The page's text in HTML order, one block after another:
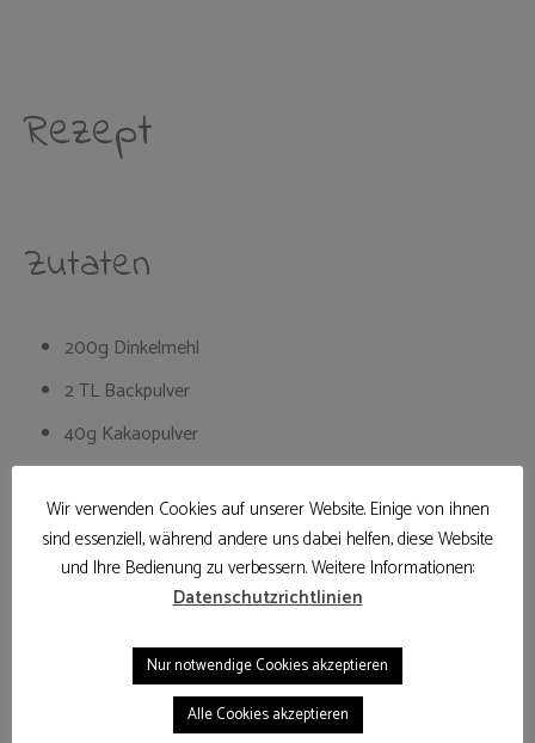
Rezept
Zutaten
200g Dinkelmehl
2 TL Backpulver
40g Kakaopulver
1 Prise Salz
1 Messerspitze Vanillepulver
6 EL Ahornsirup
100g leicht erwärmtes Kokosöl
6 EL Pflanzenmilch (z.B. Soja)
1 „Leinsamen-Ei“ (1 EL Leinsamen + 1 EL Wasser, ca. 5-10
Min ziehen lassen)
Wir verwenden Cookies auf unserer Website. Einige von ihnen
sind essenziell, während andere uns dabei helfen, diese Website
und Ihre Bedienung zu verbessern. Weitere Informationen:
Datenschutzrichtlinien
Nur notwendige Cookies akzeptieren
Alle Cookies akzeptieren